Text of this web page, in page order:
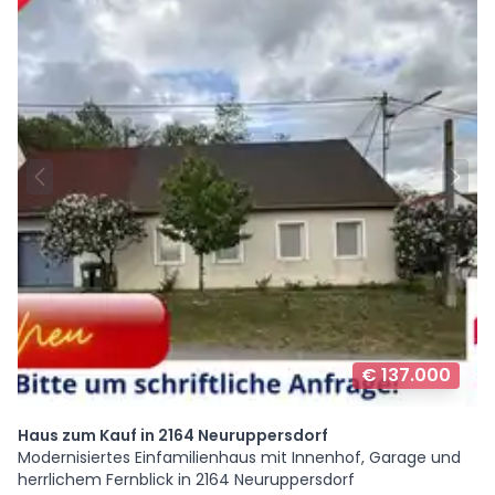
€ 137.000
Haus zum Kauf in 2164 Neuruppersdorf
Modernisiertes Einfamilienhaus mit Innenhof, Garage und
herrlichem Fernblick in 2164 Neuruppersdorf